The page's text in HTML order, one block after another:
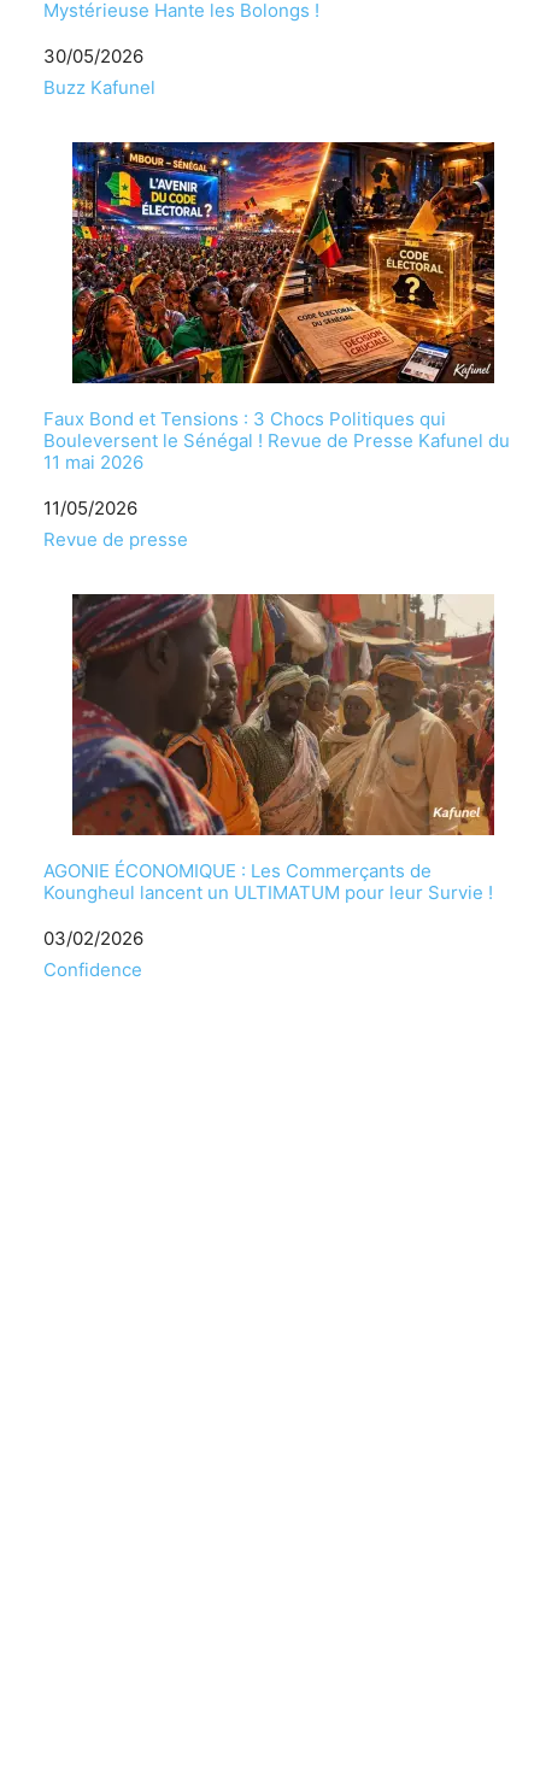
Mystérieuse Hante les Bolongs !
Date
30/05/2026
Par rapport à
Buzz Kafunel
Faux Bond et Tensions : 3 Chocs Politiques qui
Bouleversent le Sénégal ! Revue de Presse Kafunel du
11 mai 2026
Date
11/05/2026
Par rapport à
Revue de presse
AGONIE ÉCONOMIQUE : Les Commerçants de
Koungheul lancent un ULTIMATUM pour leur Survie !
Date
03/02/2026
Par rapport à
Confidence